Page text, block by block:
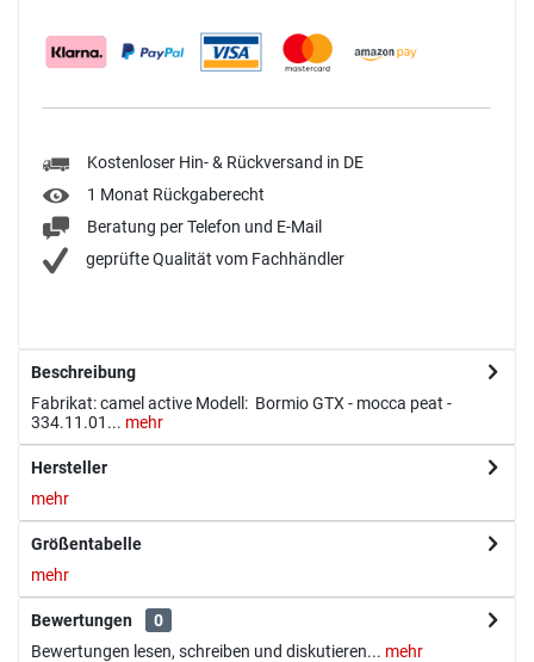
Kostenloser Hin- & Rückversand in DE
1 Monat Rückgaberecht
Beratung per Telefon und E-Mail
geprüfte Qualität vom Fachhändler
Beschreibung
Fabrikat: camel active Modell: Bormio GTX - mocca peat -
334.11.01... mehr
Hersteller
mehr
Größentabelle
mehr
Bewertungen
0
Bewertungen lesen, schreiben und diskutieren... mehr